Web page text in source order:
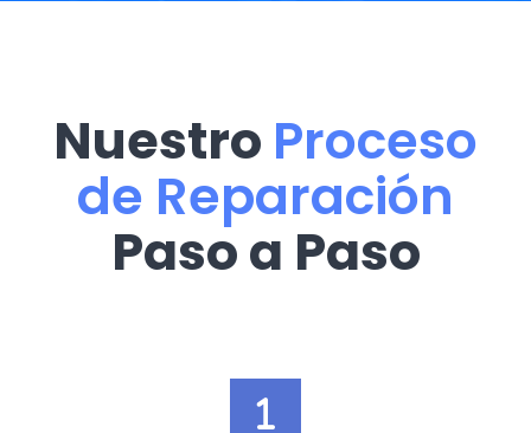
Nuestro Proceso
de Reparación
Paso a Paso